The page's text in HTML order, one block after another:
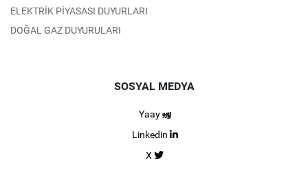
ELEKTRİK PİYASASI DUYURLARI
DOĞAL GAZ DUYURULARI
SOSYAL MEDYA
Yaay
Linkedin
X